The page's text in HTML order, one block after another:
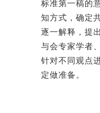
标准第一稿的
知方式，确定
逐一解释，提
与会专家学者
针对不同观点
定做准备。